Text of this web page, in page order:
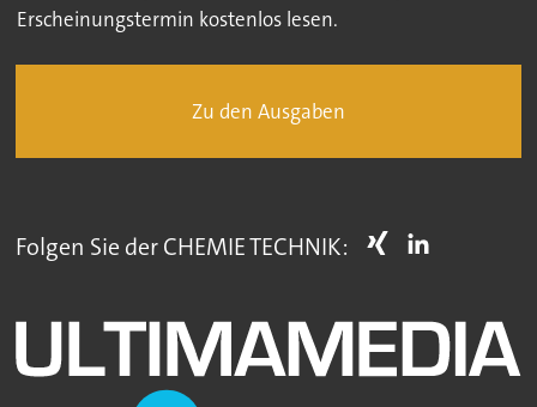
Erscheinungstermin kostenlos lesen.
Zu den Ausgaben
Folgen Sie der CHEMIE TECHNIK: